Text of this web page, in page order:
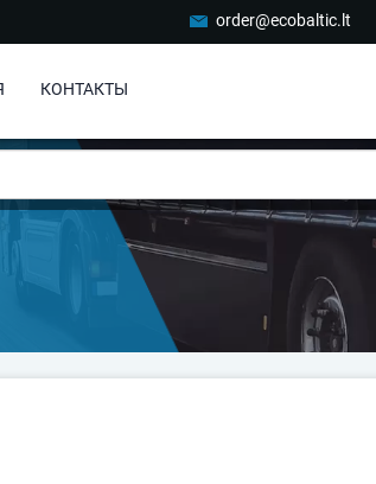
order@ecobaltic.lt
КОНТАКТЫ